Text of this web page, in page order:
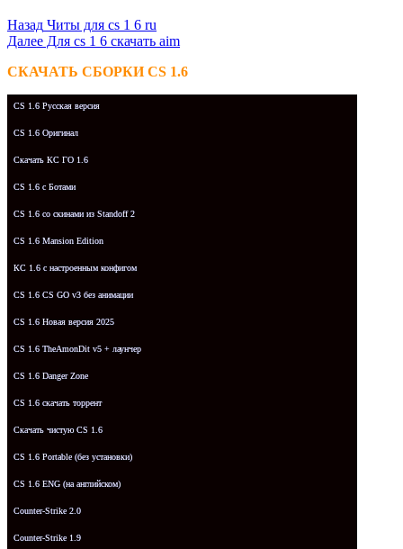
Назад Читы для cs 1 6 ru
Далее Для cs 1 6 скачать aim
СКАЧАТЬ СБОРКИ CS 1.6
CS 1.6 Русская версия
CS 1.6 Оригинал
Скачать КС ГО 1.6
CS 1.6 с Ботами
CS 1.6 со скинами из Standoff 2
CS 1.6 Mansion Edition
КС 1.6 с настроенным конфигом
CS 1.6 CS GO v3 без анимации
CS 1.6 Новая версия 2025
CS 1.6 TheAmonDit v5 + лаунчер
CS 1.6 Danger Zone
CS 1.6 скачать торрент
Скачать чистую CS 1.6
CS 1.6 Portable (без установки)
CS 1.6 ENG (на английском)
Counter-Strike 2.0
Counter-Strike 1.9